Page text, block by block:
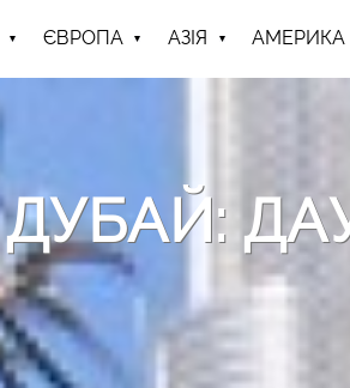
ЄВРОПА АЗІЯ АМЕРИКА
ДУБАЙ: